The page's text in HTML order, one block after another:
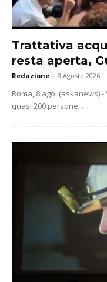
Trattativa
resta aperta,
Redazione - 8 Agosto 2026
Roma, 8 ago. (askanews)
quasi 200 persone...